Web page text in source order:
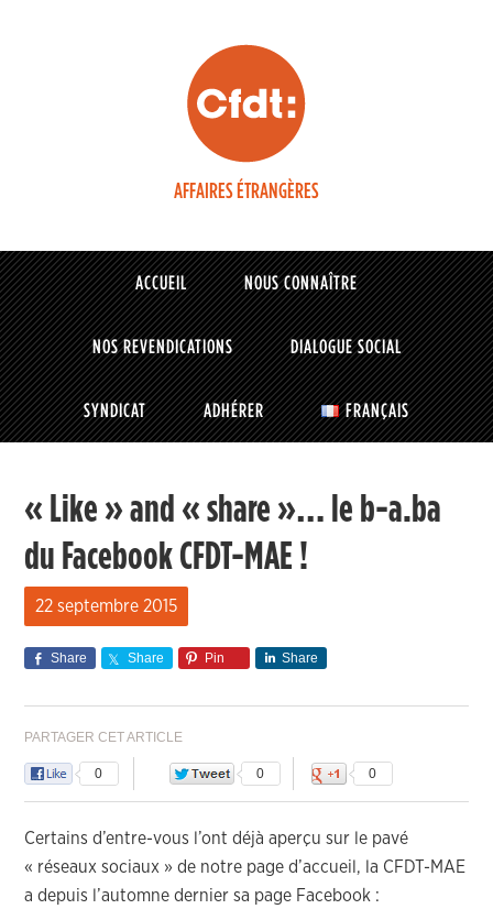
AFFAIRES ÉTRANGÈRES
ACCUEIL NOUS CONNAÎTRE
NOS REVENDICATIONS DIALOGUE SOCIAL
SYNDICAT ADHÉRER FRANÇAIS
« Like » and « share »… le b-a.ba
du Facebook CFDT-MAE !
22 septembre 2015
Share Share Pin Share
PARTAGER CET ARTICLE
0 0 0
Certains d’entre-vous l’ont déjà aperçu sur le pavé
« réseaux sociaux » de notre page d’accueil, la CFDT-MAE
a depuis l’automne dernier sa page Facebook :